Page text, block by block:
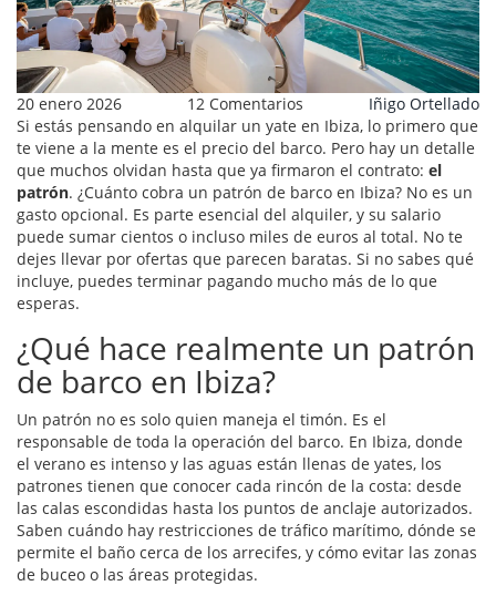
20 enero 2026 12 Comentarios
Iñigo Ortellado
Si estás pensando en alquilar un yate en Ibiza, lo primero que
te viene a la mente es el precio del barco. Pero hay un detalle
que muchos olvidan hasta que ya firmaron el contrato: el
patrón. ¿Cuánto cobra un patrón de barco en Ibiza? No es un
gasto opcional. Es parte esencial del alquiler, y su salario
puede sumar cientos o incluso miles de euros al total. No te
dejes llevar por ofertas que parecen baratas. Si no sabes qué
incluye, puedes terminar pagando mucho más de lo que
esperas.
¿Qué hace realmente un patrón
de barco en Ibiza?
Un patrón no es solo quien maneja el timón. Es el
responsable de toda la operación del barco. En Ibiza, donde
el verano es intenso y las aguas están llenas de yates, los
patrones tienen que conocer cada rincón de la costa: desde
las calas escondidas hasta los puntos de anclaje autorizados.
Saben cuándo hay restricciones de tráfico marítimo, dónde se
permite el baño cerca de los arrecifes, y cómo evitar las zonas
de buceo o las áreas protegidas.